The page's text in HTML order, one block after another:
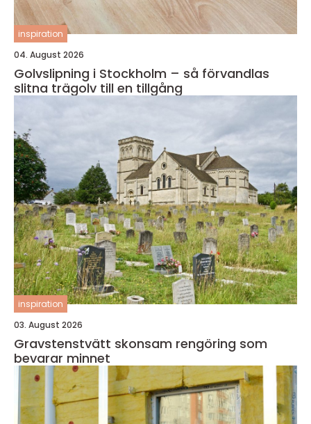
inspiration
04. August 2026
Golvslipning i Stockholm – så förvandlas
slitna trägolv till en tillgång
inspiration
03. August 2026
Gravstenstvätt skonsam rengöring som
bevarar minnet